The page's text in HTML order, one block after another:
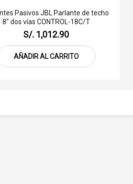
Pasivos JBL Parlante de techo
8" dos vías CONTROL-18C/T
S/. 1,012.90
AÑADIR AL CARRITO